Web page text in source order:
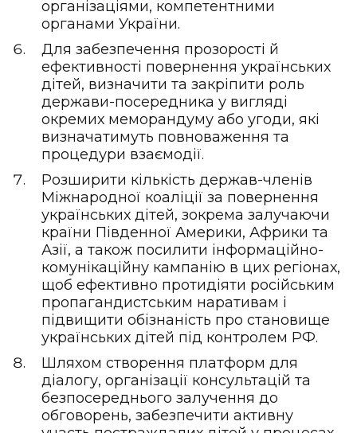
організаціями, компетентними
органами України.
Для забезпечення прозорості й
ефективності повернення українських
дітей, визначити та закріпити роль
держави-посередника у вигляді
окремих меморандуму або угоди, які
визначатимуть повноваження та
процедури взаємодії.
Розширити кількість держав-членів
Міжнародної коаліції за повернення
українських дітей, зокрема залучаючи
країни Південної Америки, Африки та
Азії, а також посилити інформаційно-
комунікаційну кампанію в цих регіонах,
щоб ефективно протидіяти російським
пропагандистським наративам і
підвищити обізнаність про становище
українських дітей під контролем РФ.
Шляхом створення платформ для
діалогу, організації консультацій та
безпосереднього залучення до
обговорень, забезпечити активну